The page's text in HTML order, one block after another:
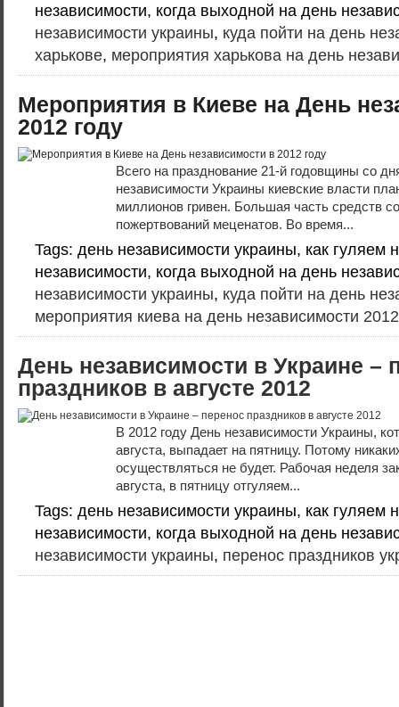
независимости, когда выходной на день
независимости украины, куда пойти на день
харькове, мероприятия харькова на день
Мероприятия в Киеве на День
2012 году
Всего на празднование 21-й годовщины со
независимости Украины киевские власти
миллионов гривен. Большая часть средств
пожертвований меценатов. Во время...
Tags: день независимости украины, как гуляем
независимости, когда выходной на день
независимости украины, куда пойти на день
мероприятия киева на день независимости 2012
День независимости в Украине –
праздников в августе 2012
В 2012 году День независимости Украины,
августа, выпадает на пятницу. Потому
осуществляться не будет. Рабочая неделя
августа, в пятницу отгуляем...
Tags: день независимости украины, как гуляем
независимости, когда выходной на день
независимости украины, перенос праздников